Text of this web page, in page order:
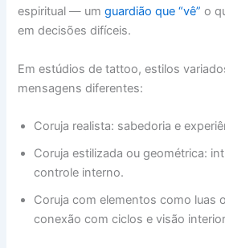
espiritual — umguardião que “vê” o
em decisões difíceis.
Em estúdios de tattoo, estilos
mensagens diferentes:
Coruja realista: sabedoria e
Coruja estilizada ou geométrica:
controle interno.
Coruja com elementos como luas
conexão com ciclos e visão